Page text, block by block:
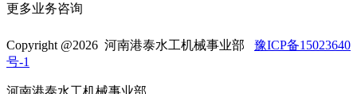
更多业务咨询
Copyright @2026 河南港泰水工机械事业部 豫ICP备15023640
号-1
河南港泰水工机械事业部